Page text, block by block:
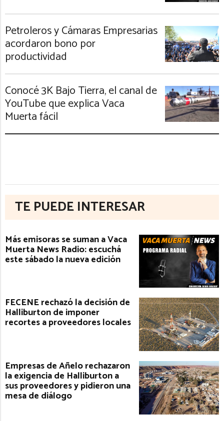
Petroleros y Cámaras Empresarias
acordaron bono por
productividad
Conocé 3K Bajo Tierra, el canal de
YouTube que explica Vaca
Muerta fácil
TE PUEDE INTERESAR
Más emisoras se suman a Vaca
Muerta News Radio: escuchá
este sábado la nueva edición
FECENE rechazó la decisión de
Halliburton de imponer
recortes a proveedores locales
Empresas de Añelo rechazaron
la exigencia de Halliburton a
sus proveedores y pidieron una
mesa de diálogo